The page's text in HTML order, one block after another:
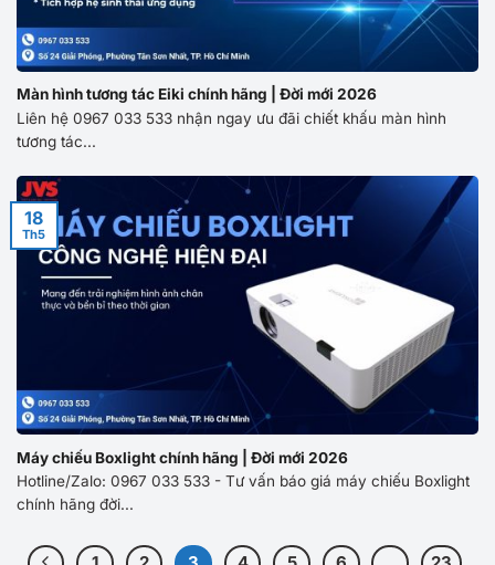
Màn hình tương tác Eiki chính hãng | Đời mới 2026
Liên hệ 0967 033 533 nhận ngay ưu đãi chiết khấu màn hình
tương tác...
Máy chiếu Boxlight chính hãng | Đời mới 2026
Hotline/Zalo: 0967 033 533 - Tư vấn báo giá máy chiếu Boxlight
chính hãng đời...
18
Th5